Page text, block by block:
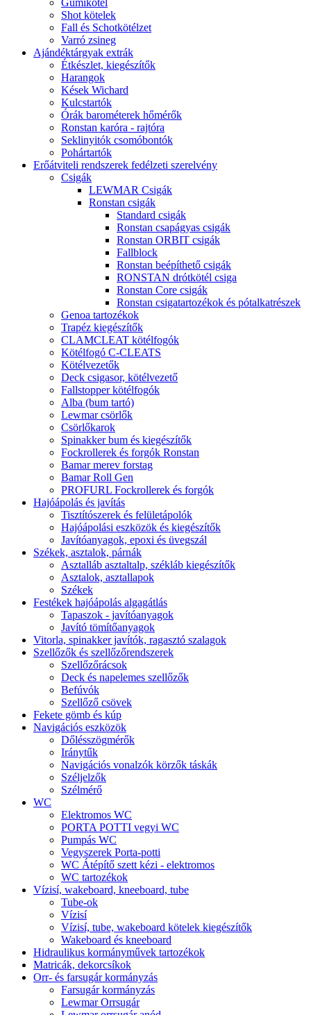
Shot kötelek
Fall és Schotkötélzet
Varró zsineg
Ajándéktárgyak extrák
Étkészlet, kiegészítők
Harangok
Kések Wichard
Kulcstartók
Órák barométerek hőmérők
Ronstan karóra - rajtóra
Seklinyitók csomóbontók
Pohártartók
Erőátviteli rendszerek fedélzeti szerelvény
Csigák
LEWMAR Csigák
Ronstan csigák
Standard csigák
Ronstan csapágyas csigák
Ronstan ORBIT csigák
Fallblock
Ronstan beépíthető csigák
RONSTAN drótkötél csiga
Ronstan Core csigák
Ronstan csigatartozékok és pótalkatrészek
Genoa tartozékok
Trapéz kiegészítők
CLAMCLEAT kötélfogók
Kötélfogó C-CLEATS
Kötélvezetők
Deck csigasor, kötélvezető
Fallstopper kötélfogók
Alba (bum tartó)
Lewmar csörlők
Csörlőkarok
Spinakker bum és kiegészítők
Fockrollerek és forgók Ronstan
Bamar merev forstag
Bamar Roll Gen
PROFURL Fockrollerek és forgók
Hajóápolás és javítás
Tisztítószerek és felületápolók
Hajóápolási eszközök és kiegészítők
Javítóanyagok, epoxi és üvegszál
Székek, asztalok, párnák
Asztalláb asztaltalp, székláb kiegészítők
Asztalok, asztallapok
Székek
Festékek hajóápolás algagátlás
Tapaszok - javítóanyagok
Javító tömítőanyagok
Vitorla, spinakker javítók, ragasztó szalagok
Szellőzők és szellőzőrendszerek
Szellőzőrácsok
Deck és napelemes szellőzők
Befúvók
Szellőző csövek
Fekete gömb és kúp
Navigációs eszközök
Dőlésszögmérők
Iránytűk
Navigációs vonalzók körzők táskák
Széljelzők
Szélmérő
WC
Elektromos WC
PORTA POTTI vegyi WC
Pumpás WC
Vegyszerek Porta-potti
WC Átépítő szett kézi - elektromos
WC tartozékok
Vízisí, wakeboard, kneeboard, tube
Tube-ok
Vízisí
Vízisí, tube, wakeboard kötelek kiegészítők
Wakeboard és kneeboard
Hidraulikus kormányművek tartozékok
Matricák, dekorcsíkok
Orr- és farsugár kormányzás
Farsugár kormányzás
Lewmar Orrsugár